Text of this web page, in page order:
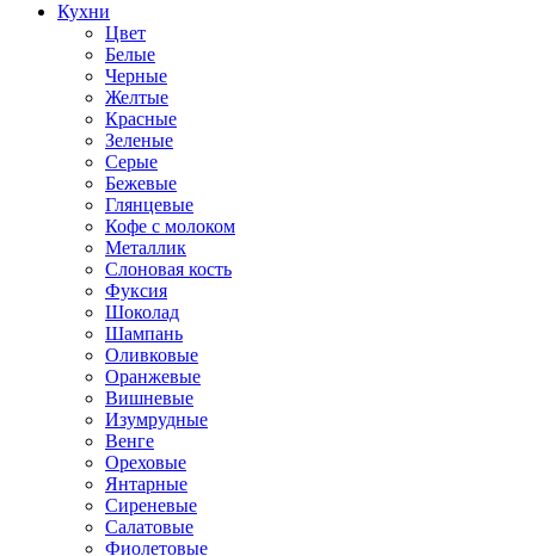
Кухни
Цвет
Белые
Черные
Желтые
Красные
Зеленые
Серые
Бежевые
Глянцевые
Кофе с молоком
Металлик
Слоновая кость
Фуксия
Шоколад
Шампань
Оливковые
Оранжевые
Вишневые
Изумрудные
Венге
Ореховые
Янтарные
Сиреневые
Салатовые
Фиолетовые